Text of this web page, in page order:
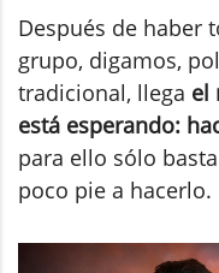
Después de haber
grupo, digamos,
tradicional, llega el
está esperando:
para ello sólo
poco pie a hacerlo.